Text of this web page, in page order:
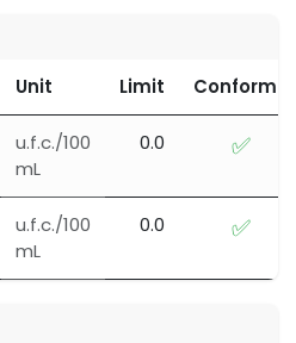
Unit Limit Conforme
u.f.c./100
mL
0.0 ✅
u.f.c./100
mL
0.0 ✅